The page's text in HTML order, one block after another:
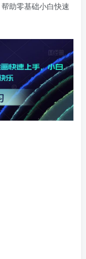
助零基础小白快速